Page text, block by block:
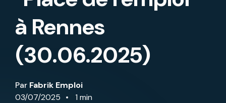
à Rennes
(30.06.2025)
Par Fabrik Emploi
03/07/2025
1 min